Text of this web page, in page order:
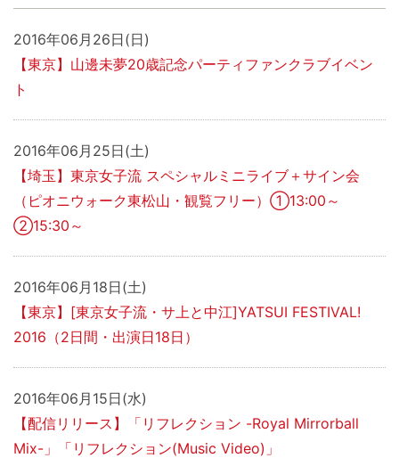
2016年06月26日(日)
【東京】山邊未夢20歳記念パーティファンクラブイベン
ト
2016年06月25日(土)
【埼玉】東京女子流 スペシャルミニライブ＋サイン会
（ピオニウォーク東松山・観覧フリー）①13:00～
②15:30～
2016年06月18日(土)
【東京】[東京女子流・サ上と中江]YATSUI FESTIVAL!
2016（2日間・出演日18日）
2016年06月15日(水)
【配信リリース】「リフレクション -Royal Mirrorball
Mix-」「リフレクション(Music Video)」